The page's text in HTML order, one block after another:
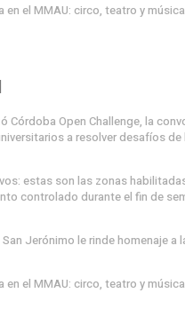
en el MMAU: circo, teatro y
Córdoba Open Challenge, la
a resolver desafíos de
estas son las zonas
controlado durante el fin de
Jerónimo le rinde homenaje a
en el MMAU: circo, teatro y